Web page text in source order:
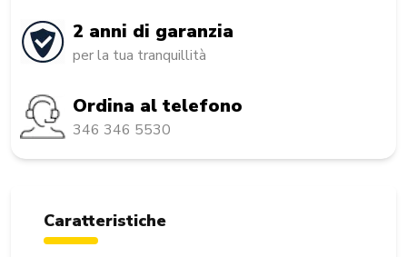
2 anni di garanzia
per la tua tranquillità
Ordina al telefono
346 346 5530
Caratteristiche